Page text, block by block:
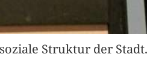
Struktur der